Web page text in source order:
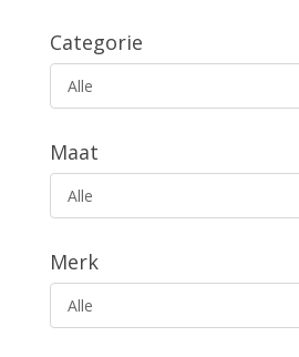
Categorie
Alle
Maat
Alle
Merk
Alle